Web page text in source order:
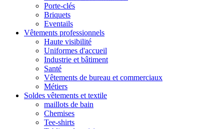
Porte-clés
Briquets
Eventails
Vêtements professionnels
Haute visibilité
Uniformes d'accueil
Industrie et bâtiment
Santé
Vêtements de bureau et commerciaux
Métiers
Soldes vêtements et textile
maillots de bain
Chemises
Tee-shirts